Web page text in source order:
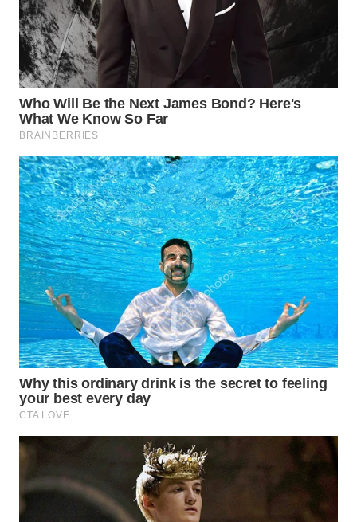
WN
LABUHANBATU
WN
TAPANULI
TENGAH
WN DELI
SERDANG
WN
TEBING
TINGGI
WN
PAKPAK
WN
KARAWANG
WN
BEKASI
WN
BOGOR